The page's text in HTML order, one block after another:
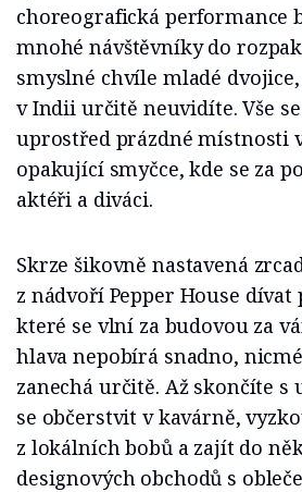
choreografická performance
mnohé návštěvníky do
smyslné chvíle mladé
v Indii určitě neuvidíte. Vše
uprostřed prázdné místnosti
opakující smyčce, kde se za
aktéři a diváci.
Skrze šikovně nastavená
z nádvoří Pepper House
které se vlní za budovou za
hlava nepobírá snadno,
zanechá určitě. Až skončíte s
se občerstvit v kavárně,
z lokálních bobů a zajít do
designových obchodů s